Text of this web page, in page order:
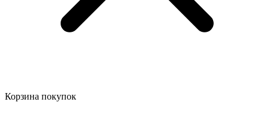
Корзина покупок